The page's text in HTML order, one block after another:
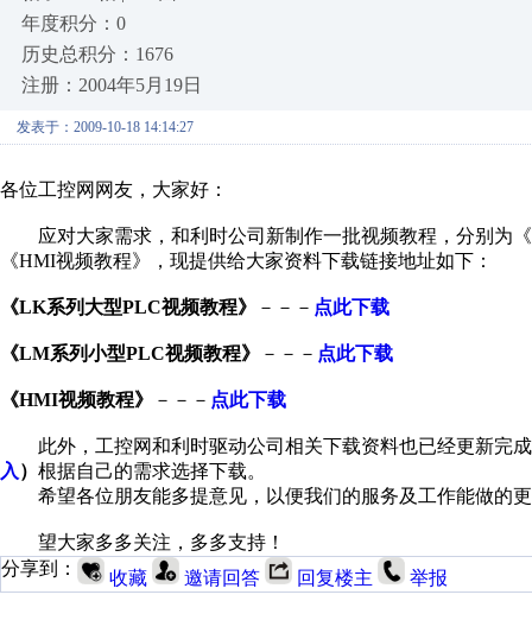
年度积分：0
历史总积分：1676
注册：2004年5月19日
发表于：2009-10-18 14:14:27
各位工控网网友，大家好：
应对大家需求，和利时公司新制作一批视频教程，分别为
《HMI视频教程》，现提供给大家资料下载链接地址如下：
《LK系列大型PLC视频教程》 －－－ 点此下载
《LM系列小型PLC视频教程》 －－－ 点此下载
《HMI视频教程》 －－－ 点此下载
此外，工控网和利时驱动公司相关下载资料也已经更新完
入 ） 根据自己的需求选择下载。
希望各位朋友能多提意见，以便我们的服务及工作能做的
望大家多多关注，多多支持！
分享到：
收藏 邀请回答 回复楼主 举报